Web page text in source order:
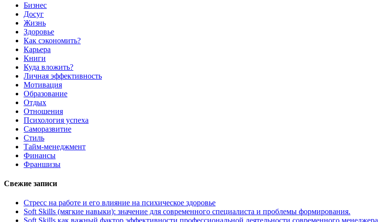
Бизнес
Досуг
Жизнь
Здоровье
Как сэкономить?
Карьера
Книги
Куда вложить?
Личная эффективность
Мотивация
Образование
Отдых
Отношения
Психология успеха
Саморазвитие
Стиль
Тайм-менеджмент
Финансы
Франшизы
Свежие записи
Стресс на работе и его влияние на психическое здоровье
Soft Skills (мягкие навыки): значение для современного специалиста и проблемы формирования.